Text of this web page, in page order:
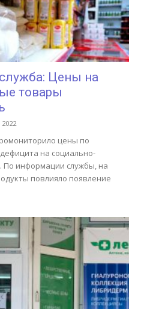
Цены на
товары
2022
цены по
на социально-
По информации службы, на
повлияло появление